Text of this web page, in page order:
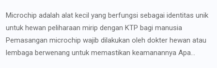
Microchip adalah alat kecil yang berfungsi sebagai identitas unik
untuk hewan peliharaan mirip dengan KTP bagi manusia
Pemasangan microchip wajib dilakukan oleh dokter hewan atau
lembaga berwenang untuk memastikan keamanannya Apa...